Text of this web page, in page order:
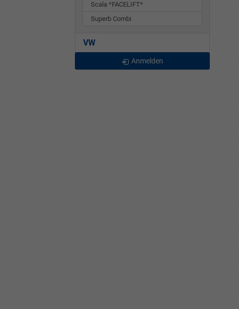
Scala *FACELIFT*
Superb Combi
VW
Anmelden